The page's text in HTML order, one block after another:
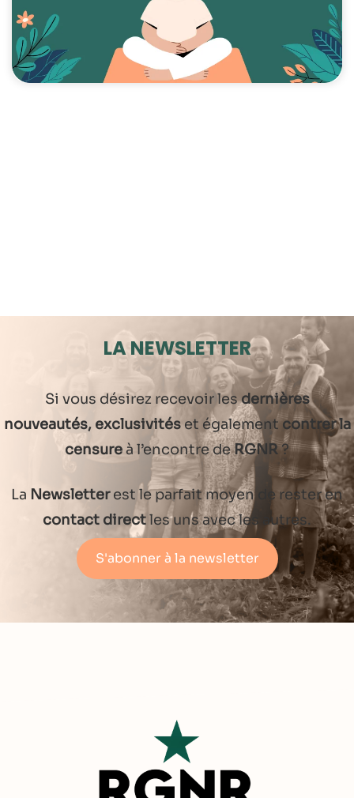
LA NEWSLETTER
Si vous désirez recevoir lesdernières
nouveautés, exclusivitéset également contrer la
censureà l’encontre deRGNR?
La Newsletterest le parfait moyen de rester en
contact directles uns avec les autres.
S'abonner à la newsletter